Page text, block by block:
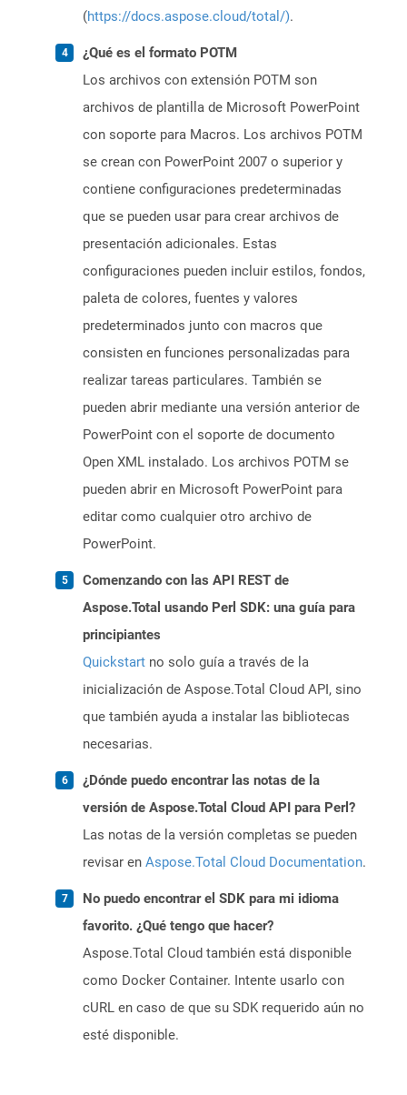
(https://docs.aspose.cloud/total/).
¿Qué es el formato POTM
Los archivos con extensión POTM son
archivos de plantilla de Microsoft PowerPoint
con soporte para Macros. Los archivos POTM
se crean con PowerPoint 2007 o superior y
contiene configuraciones predeterminadas
que se pueden usar para crear archivos de
presentación adicionales. Estas
configuraciones pueden incluir estilos, fondos,
paleta de colores, fuentes y valores
predeterminados junto con macros que
consisten en funciones personalizadas para
realizar tareas particulares. También se
pueden abrir mediante una versión anterior de
PowerPoint con el soporte de documento
Open XML instalado. Los archivos POTM se
pueden abrir en Microsoft PowerPoint para
editar como cualquier otro archivo de
PowerPoint.
Comenzando con las API REST de
Aspose.Total usando Perl SDK: una guía para
principiantes
Quickstart no solo guía a través de la
inicialización de Aspose.Total Cloud API, sino
que también ayuda a instalar las bibliotecas
necesarias.
¿Dónde puedo encontrar las notas de la
versión de Aspose.Total Cloud API para Perl?
Las notas de la versión completas se pueden
revisar en Aspose.Total Cloud Documentation.
No puedo encontrar el SDK para mi idioma
favorito. ¿Qué tengo que hacer?
Aspose.Total Cloud también está disponible
como Docker Container. Intente usarlo con
cURL en caso de que su SDK requerido aún no
esté disponible.